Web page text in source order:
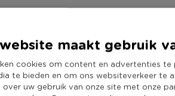
maakt gebruik
cookies om content en advertenties
te bieden en om ons websiteverkeer te
uw gebruik van onze site met onze
& activiteitenboek,
gemaakt van papier en heeft
canvas variant.